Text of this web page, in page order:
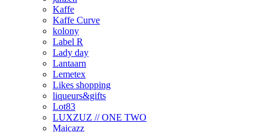
Kaffe
Kaffe Curve
kolony
Label R
Lady day
Lantaarn
Lemetex
Likes shopping
liqueurs&gifts
Lot83
LUXZUZ // ONE TWO
Maicazz